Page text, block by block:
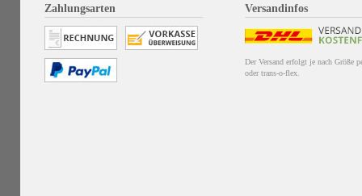
Zahlungsarten Versandinfos
Der Versand erfolgt je nach Größe
oder trans-o-flex.